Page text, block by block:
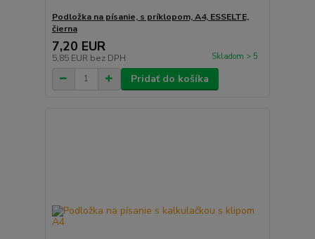
Podložka na písanie, s príklopom, A4, ESSELTE,
čierna
7,20 EUR
5,85 EUR bez DPH Skladom > 5
Pridať do košíka